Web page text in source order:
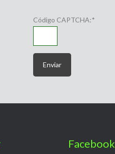
Código CAPTCHA:*
Facebook